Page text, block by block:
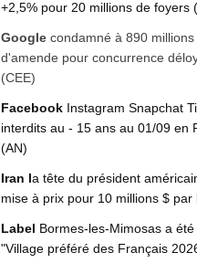
+2,5% pour 20 millions de foyers
Google condamné à 890 millions
d'amende pour concurrence
(CEE)
Facebook Instagram Snapchat
interdits au - 15 ans au 01/09 en
(AN)
Iran la tête du président
mise à prix pour 10 millions $ par
Label Bormes-les-Mimosas a été
"Village préféré des Français